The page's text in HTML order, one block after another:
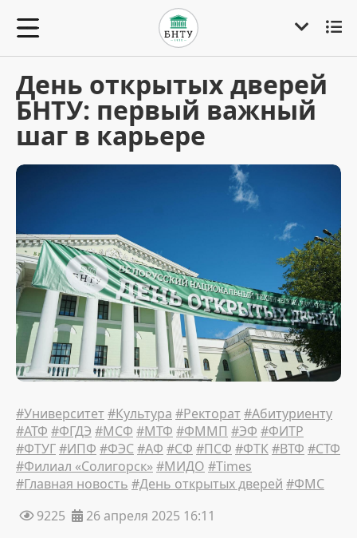
День открытых дверей
БНТУ: первый важный
шаг в карьере
#Университет#Культура #Ректорат#Абитуриенту
#АТФ #ФГДЭ #МСФ #МТФ #ФММП #ЭФ #ФИТР
#ФТУГ#ИПФ #ФЭС#АФ #СФ #ПСФ #ФТК#ВТФ #СТФ
#Филиал «Солигорск»#МИДО #Times
#Главная новость #День открытых дверей #ФМС
9225
26 апреля 2025 16:11